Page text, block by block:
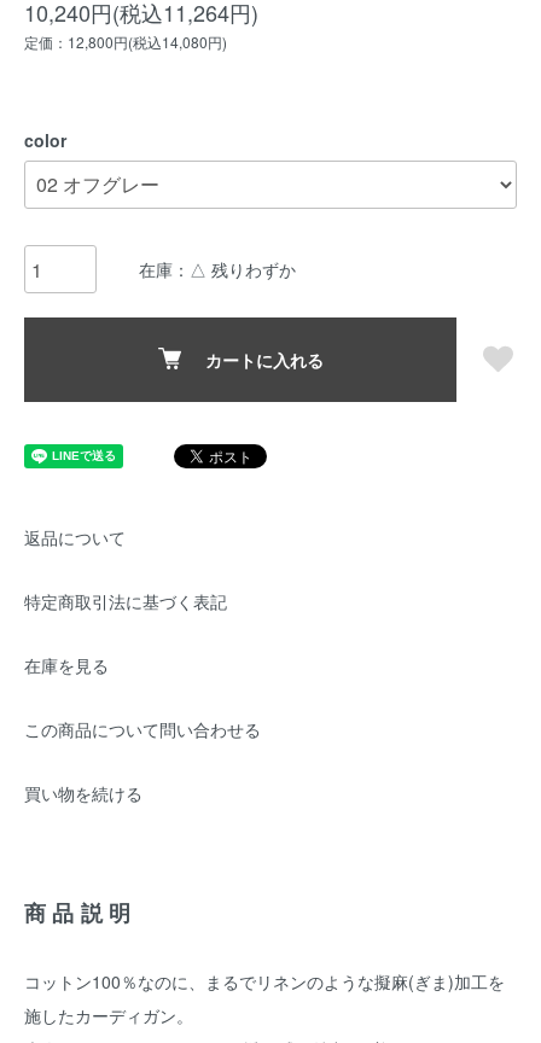
10,240円(税込11,264円)
定価：12,800円(税込14,080円)
color
在庫：△ 残りわずか
カートに入れる
返品について
特定商取引法に基づく表記
在庫を見る
この商品について問い合わせる
買い物を続ける
商品説明
コットン100％なのに、まるでリネンのような擬麻(ぎま)加工を
施したカーディガン。